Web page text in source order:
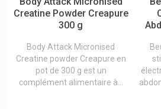
Mars
Metagenics Compléments
Nano Supps
Nutri Expert Laboratoires Ineldea
Nutrilife
Nuun Hydratation
Olimp Sport Nutrition
Creatine Powder Creapure
300 g
Body Attack Micronised
Creatine powder Creapure en
pot de 300 g est un
complément alimentaire à...